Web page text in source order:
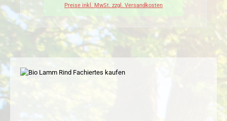
Preise inkl. MwSt. zzgl. Versandkosten